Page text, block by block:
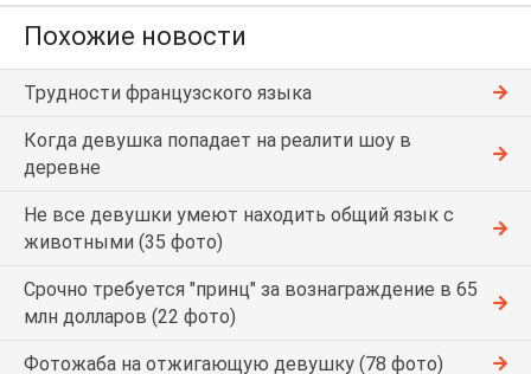
Похожие новости
Трудности французского языка
Когда девушка попадает на реалити шоу в
деревне
Не все девушки умеют находить общий язык с
животными (35 фото)
Срочно требуется "принц" за вознаграждение в 65
млн долларов (22 фото)
Фотожаба на отжигающую девушку (78 фото)